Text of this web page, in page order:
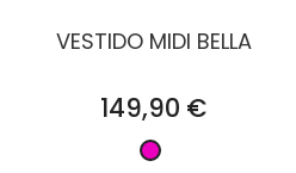
VESTIDO MIDI BELLA
Precio
149,90 €
Fucsia